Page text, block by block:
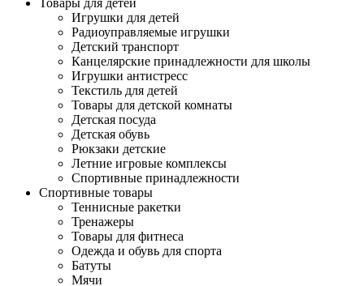
Товары для детей
Игрушки для детей
Радиоуправляемые игрушки
Детский транспорт
Канцелярские принадлежности для школы
Игрушки антистресс
Текстиль для детей
Товары для детской комнаты
Детская посуда
Детская обувь
Рюкзаки детские
Летние игровые комплексы
Спортивные принадлежности
Спортивные товары
Теннисные ракетки
Тренажеры
Товары для фитнеса
Одежда и обувь для спорта
Батуты
Мячи